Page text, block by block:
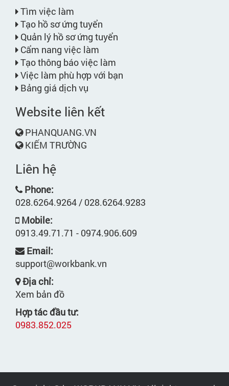
Tìm việc làm
Tạo hồ sơ ứng tuyển
Quản lý hồ sơ ứng tuyển
Cẩm nang việc làm
Tạo thông báo việc làm
Việc làm phù hợp với bạn
Bảng giá dịch vụ
Website liên kết
PHANQUANG.VN
KIẾM TRƯỜNG
Liên hệ
Phone:
028.6264.9264 / 028.6264.9283
Mobile:
0913.49.71.71 - 0974.906.609
Email:
support@workbank.vn
Địa chỉ:
Xem bản đồ
Hợp tác đầu tư:
0983.852.025